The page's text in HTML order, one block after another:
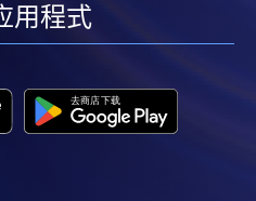
交。
linkedin
用程式